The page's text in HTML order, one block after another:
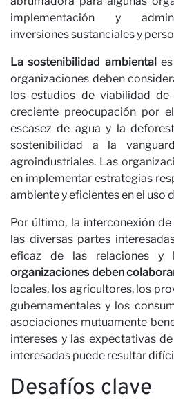
implementación y
inversiones sustanciales y
La sostenibilidad ambientales
organizaciones deben
los estudios de viabilidad de
creciente preocupación por
escasez de agua y la
sostenibilidad a la
agroindustriales. Las
en implementar estrategias
ambiente y eficientes en el uso
Por último, la interconexión
las diversas partes
eficaz de las relaciones y
organizaciones deben
locales, los agricultores, los
gubernamentales y los
asociaciones mutuamente
intereses y las expectativas
interesadas puede resultar
Desafíos clave